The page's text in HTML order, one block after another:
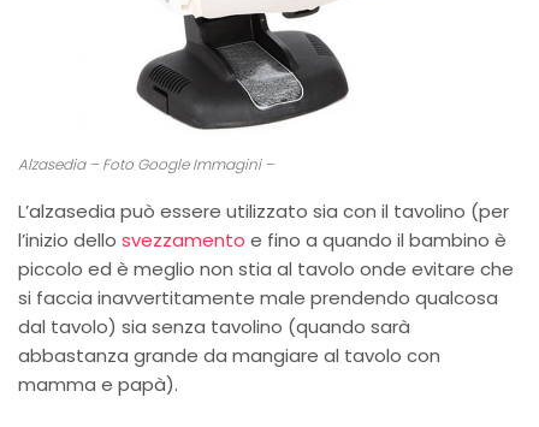
Alzasedia – Foto Google Immagini –
L’alzasedia può essere utilizzato sia con il tavolino (per
l’inizio dello svezzamento e fino a quando il bambino è
piccolo ed è meglio non stia al tavolo onde evitare che
si faccia inavvertitamente male prendendo qualcosa
dal tavolo) sia senza tavolino (quando sarà
abbastanza grande da mangiare al tavolo con
mamma e papà).